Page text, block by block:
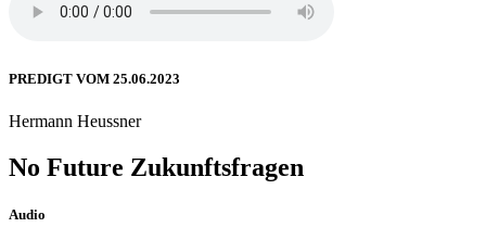
PREDIGT VOM 25.06.2023
Hermann Heussner
No Future Zukunftsfragen
Audio